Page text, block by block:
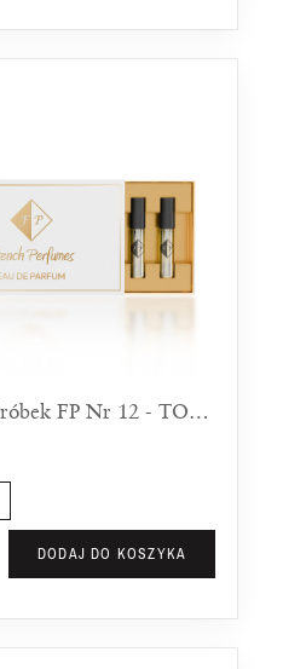
Zestaw Próbek FP Nr 12 - TOP 5 Orientalnych Zapachów Dla Mężczyzn
DODAJ DO KOSZYKA